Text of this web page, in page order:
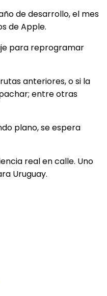
de desarrollo, el mes
de Apple.
para reprogramar
anteriores, o si la
entre otras
plano, se espera
real en calle. Uno
Uruguay.